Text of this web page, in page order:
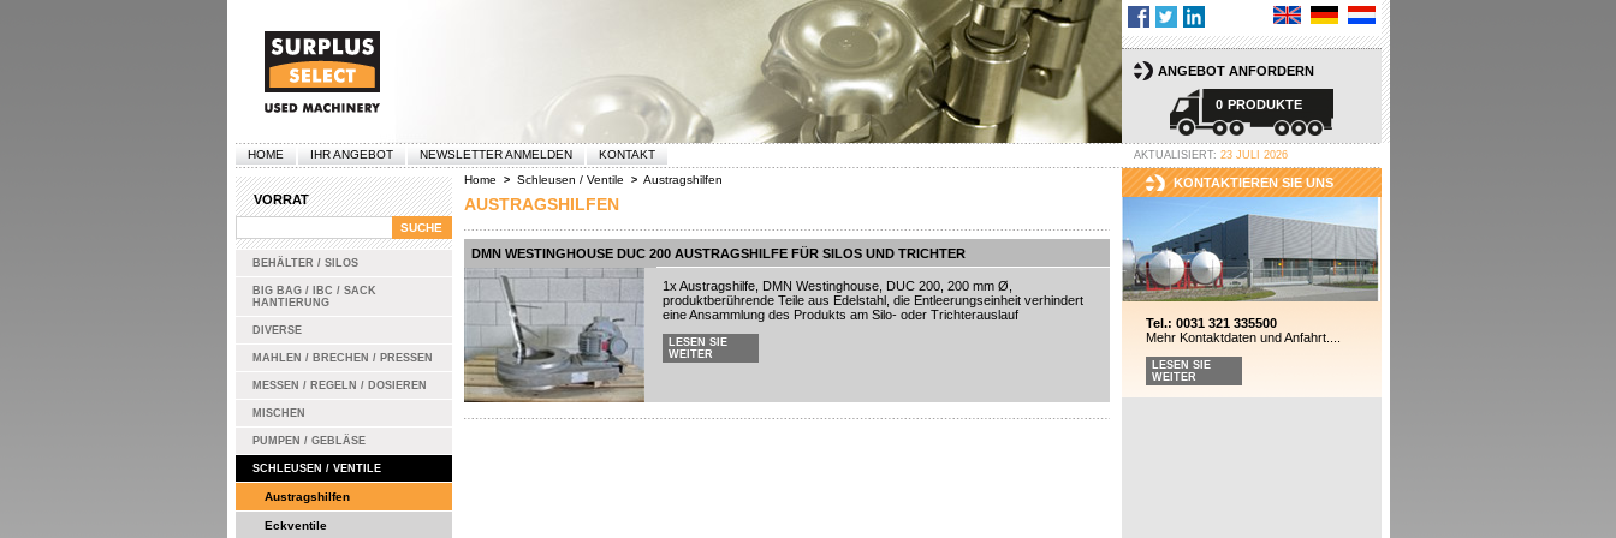
ANGEBOT ANFORDERN
0 PRODUKTE
HOME IHR ANGEBOT NEWSLETTER ANMELDEN KONTAKT AKTUALISIERT: 23 JULI 2026
VORRAT
BEHÄLTER / SILOS
BIG BAG / IBC / SACK
HANTIERUNG
DIVERSE
MAHLEN / BRECHEN / PRESSEN
MESSEN / REGELN / DOSIEREN
MISCHEN
PUMPEN / GEBLÄSE
SCHLEUSEN / VENTILE
Austragshilfen
Eckventile
Home > Schleusen / Ventile > Austragshilfen
AUSTRAGSHILFEN
DMN WESTINGHOUSE DUC 200 AUSTRAGSHILFE FÜR SILOS UND TRICHTER
1x Austragshilfe, DMN Westinghouse, DUC 200, 200 mm Ø,
produktberührende Teile aus Edelstahl, die Entleerungseinheit verhindert
eine Ansammlung des Produkts am Silo- oder Trichterauslauf
LESEN SIE
WEITER
KONTAKTIEREN SIE UNS
Tel.: 0031 321 335500
Mehr Kontaktdaten und Anfahrt....
LESEN SIE
WEITER